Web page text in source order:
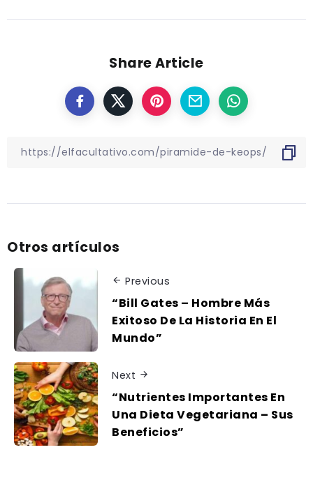
Share Article
Otros artículos
Previous
“Bill Gates – Hombre Más
Exitoso De La Historia En El
Mundo”
Next
“Nutrientes Importantes En
Una Dieta Vegetariana – Sus
Beneficios”